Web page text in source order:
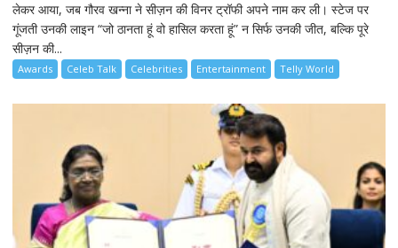
लेकर आया, जब गौरव खन्ना ने सीज़न की विनर ट्रॉफी अपने नाम कर ली। स्टेज पर
गूंजती उनकी लाइन “जो ठानता हूं वो हासिल करता हूं” न सिर्फ उनकी जीत, बल्कि पूरे
सीज़न की...
Awards Celeb Talk Celebrities Entertainment Telly World